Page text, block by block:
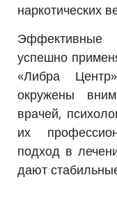
наркотических
успешно
«Либра
окружены
врачей,
их
подход в
дают